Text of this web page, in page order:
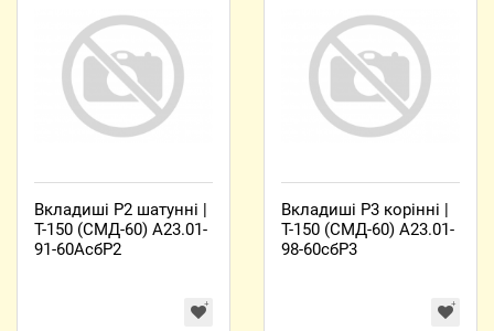
Вкладиші Р2 шатунні |
Т-150 (СМД-60) А23.01-
91-60АсбР2
Вкладиші Р3 корінні |
Т-150 (СМД-60) А23.01-
98-60сбР3